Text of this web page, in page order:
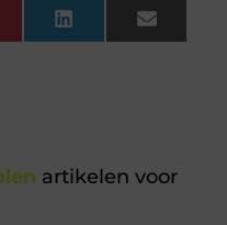
LinkedIn Email
artikelen voor